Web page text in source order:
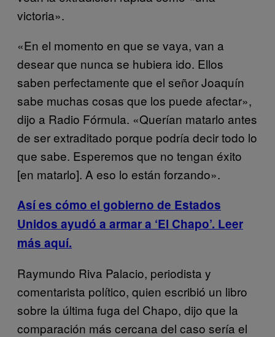
victoria».
«En el momento en que se vaya, van a
desear que nunca se hubiera ido. Ellos
saben perfectamente que el señor Joaquín
sabe muchas cosas que los puede afectar»,
dijo a Radio Fórmula. «Querían matarlo antes
de ser extraditado porque podría decir todo lo
que sabe. Esperemos que no tengan éxito
[en matarlo]. A eso lo están forzando».
Así es cómo el gobierno de Estados
Unidos ayudó a armar a ‘El Chapo’. Leer
más aquí.
Raymundo Riva Palacio, periodista y
comentarista político, quien escribió un libro
sobre la última fuga del Chapo, dijo que la
comparación más cercana del caso sería el